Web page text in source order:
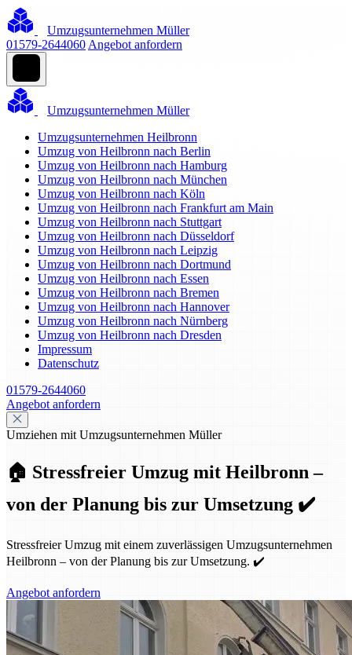
Umzugsunternehmen Müller
01579-2644060 Angebot anfordern
Umzugsunternehmen Müller
Umzugsunternehmen Heilbronn
Umzug von Heilbronn nach Berlin
Umzug von Heilbronn nach Hamburg
Umzug von Heilbronn nach München
Umzug von Heilbronn nach Köln
Umzug von Heilbronn nach Frankfurt am Main
Umzug von Heilbronn nach Stuttgart
Umzug von Heilbronn nach Düsseldorf
Umzug von Heilbronn nach Leipzig
Umzug von Heilbronn nach Dortmund
Umzug von Heilbronn nach Essen
Umzug von Heilbronn nach Bremen
Umzug von Heilbronn nach Hannover
Umzug von Heilbronn nach Nürnberg
Umzug von Heilbronn nach Dresden
Impressum
Datenschutz
01579-2644060
Angebot anfordern
Umziehen mit Umzugsunternehmen Müller
🏠 Stressfreier Umzug mit Heilbronn –
von der Planung bis zur Umsetzung ✔️
Stressfreier Umzug mit einem zuverlässigen Umzugsunternehmen
Heilbronn – von der Planung bis zur Umsetzung. ✔️
Angebot anfordern